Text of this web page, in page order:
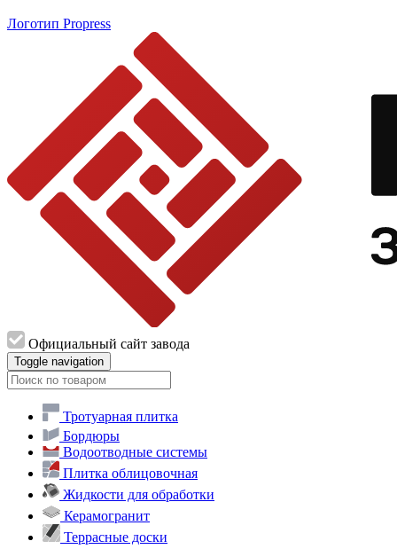
Логотип Propress
Официальный сайт завода
Toggle navigation
Тротуарная плитка
Бордюры
Водоотводные системы
Плитка облицовочная
Жидкости для обработки
Керамогранит
Террасные доски